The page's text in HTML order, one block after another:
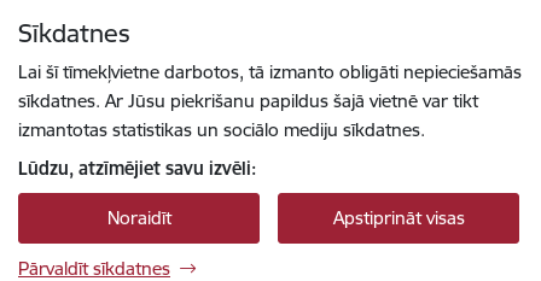
Sīkdatnes
Lai šī tīmekļvietne darbotos, tā izmanto obligāti nepieciešamās
sīkdatnes. Ar Jūsu piekrišanu papildus šajā vietnē var tikt
izmantotas statistikas un sociālo mediju sīkdatnes.
Lūdzu, atzīmējiet savu izvēli:
Noraidīt Apstiprināt visas
Pārvaldīt sīkdatnes